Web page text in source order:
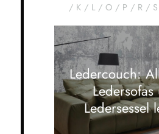
/ K / L / O / P / R / S
Ledercouch:
Ledersessel